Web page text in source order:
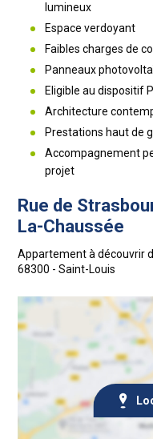
lumineux
Espace verdoyant
Faibles charges de
Panneaux
Eligible au dispositif
Architecture
Prestations haut de
Accompagnement
projet
Rue de
La-Chaussée
Appartement à découvrir
68300 - Saint-Louis